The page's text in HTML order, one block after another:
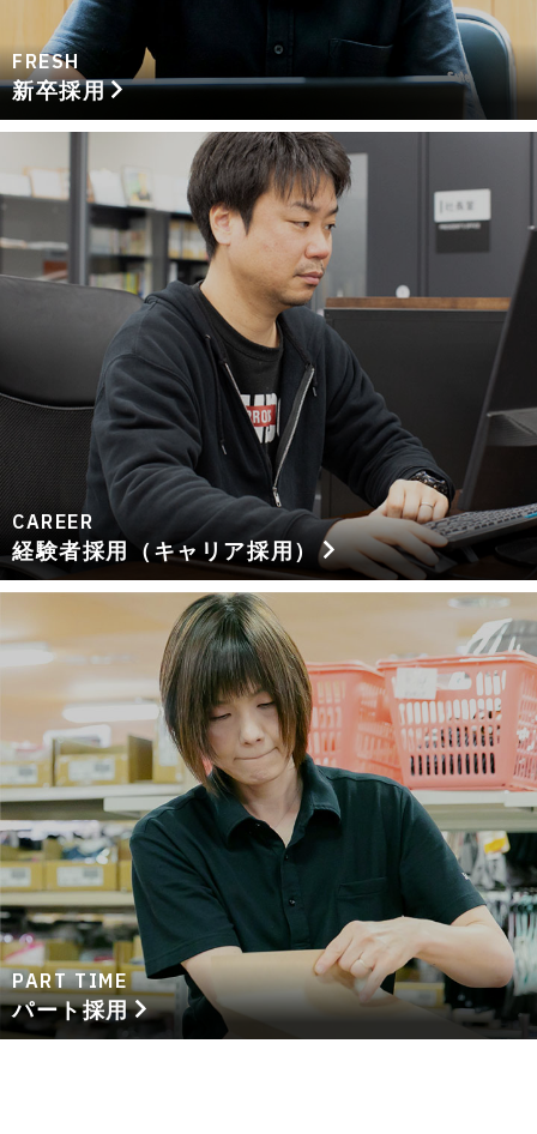
FRESH
新卒採用
CAREER
経験者採用（キャリア採用）
PART TIME
パート採用